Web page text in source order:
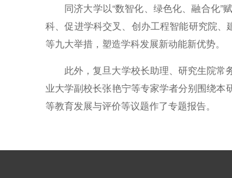
同济大学以“数智化、绿色化、融合化”
科、促进学科交叉、创办工程智能研究院
等九大举措，塑造学科发展新动能新优势。
此外，复旦大学校长助理、研究生院
业大学副校长张艳宁等专家学者分别围绕
等教育发展与评价等议题作了专题报告。